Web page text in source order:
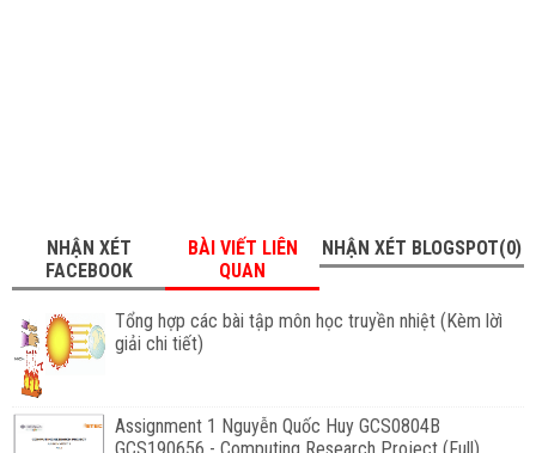
NHẬN XÉT
FACEBOOK
BÀI VIẾT LIÊN
QUAN
NHẬN XÉT BLOGSPOT(0)
Tổng hợp các bài tập môn học truyền nhiệt (Kèm lờì
giải chi tiết)
Assignment 1 Nguyễn Quốc Huy GCS0804B